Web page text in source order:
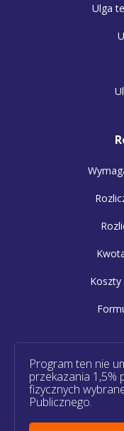
Ulga
Koszty
Program ten nie
przekazania
fizycznych
Publicznego.